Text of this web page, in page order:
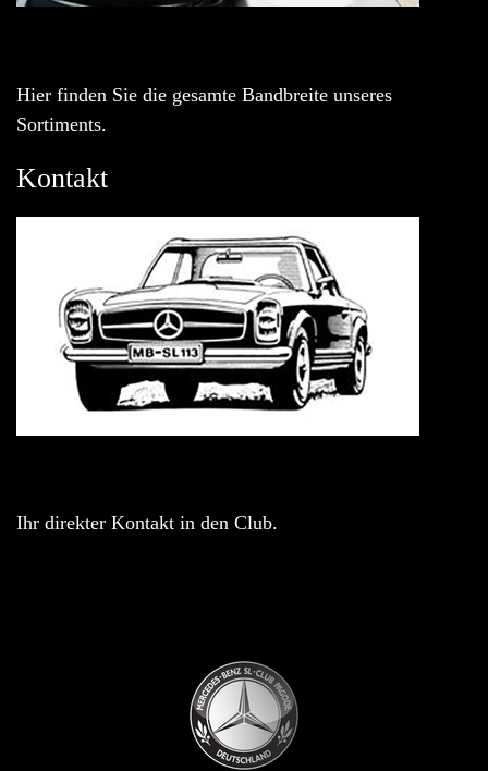
Hier finden Sie die gesamte Bandbreite unseres
Sortiments.
Kontakt
Ihr direkter Kontakt in den Club.